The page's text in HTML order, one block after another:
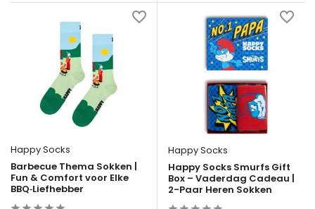
Happy Socks
Barbecue Thema Sokken |
Fun & Comfort voor Elke
BBQ‑Liefhebber
Happy Socks
Happy Socks Smurfs Gift
Box – Vaderdag Cadeau |
2-Paar Heren Sokken